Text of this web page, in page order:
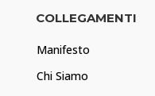
COLLEGAMENTI
Manifesto
Chi Siamo